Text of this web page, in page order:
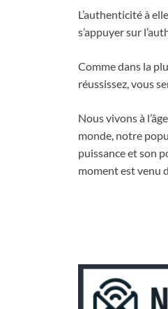
L’authenticité à
s’appuyer sur
Comme dans la
réussissez, vous
Nous vivons à
monde, notre
puissance et son
moment est venu